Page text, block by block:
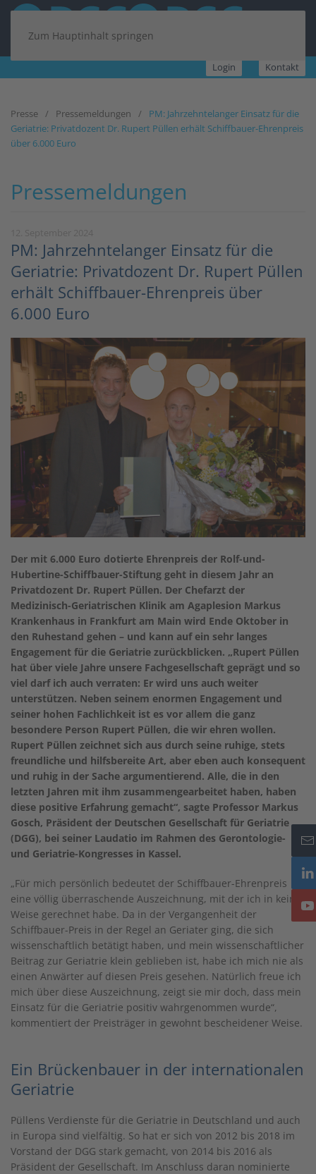
Zum Hauptinhalt springen
Login Kontakt
Presse Pressemeldungen
PM: Jahrzehntelanger Einsatz für die
Geriatrie: Privatdozent Dr. Rupert Püllen erhält Schiffbauer-Ehrenpreis
über 6.000 Euro
Pressemeldungen
PM: Jahrzehntelanger Einsatz für die
Geriatrie: Privatdozent Dr. Rupert Püllen
erhält Schiffbauer-Ehrenpreis über
6.000 Euro
Der mit 6.000 Euro dotierte Ehrenpreis der Rolf-und-
Hubertine-Schiffbauer-Stiftung geht in diesem Jahr an
Privatdozent Dr. Rupert Püllen. Der Chefarzt der
Medizinisch-Geriatrischen Klinik am Agaplesion Markus
Krankenhaus in Frankfurt am Main wird Ende Oktober in
den Ruhestand gehen – und kann auf ein sehr langes
Engagement für die Geriatrie zurückblicken. „Rupert Püllen
hat über viele Jahre unsere Fachgesellschaft geprägt und so
viel darf ich auch verraten: Er wird uns auch weiter
unterstützen. Neben seinem enormen Engagement und
seiner hohen Fachlichkeit ist es vor allem die ganz
besondere Person Rupert Püllen, die wir ehren wollen.
Rupert Püllen zeichnet sich aus durch seine ruhige, stets
freundliche und hilfsbereite Art, aber eben auch konsequent
und ruhig in der Sache argumentierend. Alle, die in den
letzten Jahren mit ihm zusammengearbeitet haben, haben
diese positive Erfahrung gemacht“, sagte Professor Markus
Gosch, Präsident der Deutschen Gesellschaft für Geriatrie
(DGG), bei seiner Laudatio im Rahmen des Gerontologie-
und Geriatrie-Kongresses in Kassel.
„Für mich persönlich bedeutet der Schiffbauer-Ehrenpreis
eine völlig überraschende Auszeichnung, mit der ich in keiner
Weise gerechnet habe. Da in der Vergangenheit der
Schiffbauer-Preis in der Regel an Geriater ging, die sich
wissenschaftlich betätigt haben, und mein wissenschaftlicher
Beitrag zur Geriatrie klein geblieben ist, habe ich mich nie als
einen Anwärter auf diesen Preis gesehen. Natürlich freue ich
mich über diese Auszeichnung, zeigt sie mir doch, dass mein
Einsatz für die Geriatrie positiv wahrgenommen wurde“,
kommentiert der Preisträger in gewohnt bescheidener Weise.
Ein Brückenbauer in der internationalen
Geriatrie
Püllens Verdienste für die Geriatrie in Deutschland und auch
in Europa sind vielfältig. So hat er sich von 2012 bis 2018 im
Vorstand der DGG stark gemacht, von 2014 bis 2016 als
Präsident der Gesellschaft. Im Anschluss daran nominierte